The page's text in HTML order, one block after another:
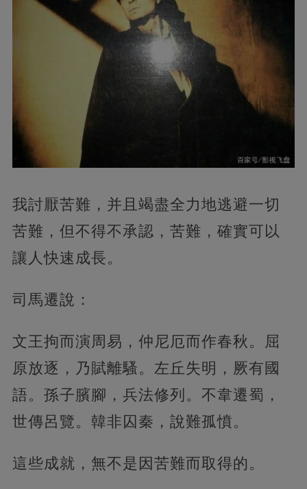
我討厭苦難， 并且竭盡全力地逃避一切
苦難，但不得不承認，苦難，確實可以
讓人快速成長。
司馬遷說：
文王拘而演周易，仲尼厄而作春秋。屈
原放逐，乃賦離騷。左丘失明，厥有國
語。孫子臏腳， 兵法修列。不韋遷蜀，
世傳呂覽。韓非囚秦，說難孤憤。
這些成就，無不是因苦難而取得的。